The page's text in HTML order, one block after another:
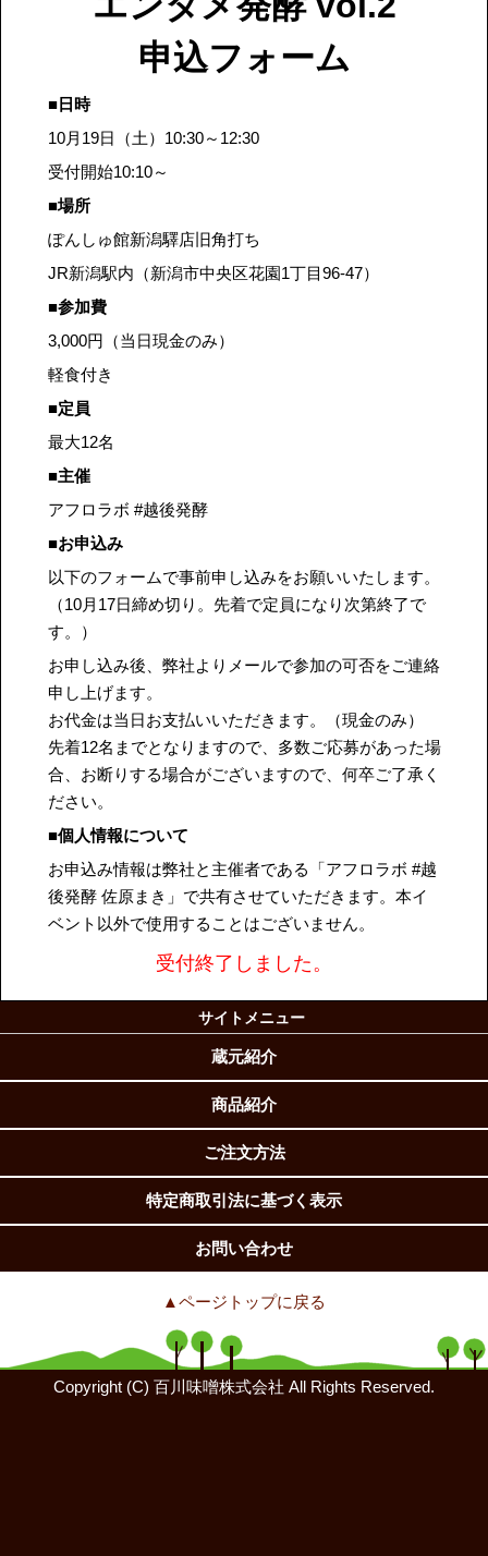
申込フォーム
■日時
10月19日（土）10:30～12:30
受付開始10:10～
■場所
ぽんしゅ館新潟驛店旧角打ち
JR新潟駅内（新潟市中央区花園1丁目96-47）
■参加費
3,000円（当日現金のみ）
軽食付き
■定員
最大12名
■主催
アフロラボ #越後発酵
■お申込み
以下のフォームで事前申し込みをお願いいたします。
（10月17日締め切り。先着で定員になり次第終了で
す。）
お申し込み後、弊社よりメールで参加の可否をご連絡
申し上げます。
お代金は当日お支払いいただきます。（現金のみ）
先着12名までとなりますので、多数ご応募があった場
合、お断りする場合がございますので、何卒ご了承く
ださい。
■個人情報について
お申込み情報は弊社と主催者である「アフロラボ #越
後発酵 佐原まき」で共有させていただきます。本イ
ベント以外で使用することはございません。
受付終了しました。
サイトメニュー
蔵元紹介
商品紹介
ご注文方法
特定商取引法に基づく表示
お問い合わせ
▲ページトップに戻る
Copyright (C) 百川味噌株式会社 All Rights Reserved.